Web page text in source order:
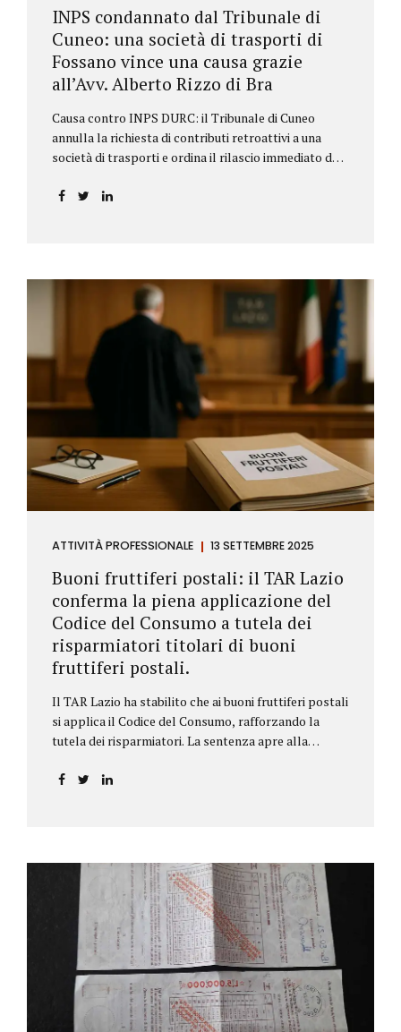
INPS condannato dal Tribunale di
Cuneo: una società di trasporti di
Fossano vince una causa grazie
all’Avv. Alberto Rizzo di Bra
Causa contro INPS DURC: il Tribunale di Cuneo
annulla la richiesta di contributi retroattivi a una
società di trasporti e ordina il rilascio immediato del
ATTIVITÀ PROFESSIONALE 13 SETTEMBRE 2025
Buoni fruttiferi postali: il TAR Lazio
conferma la piena applicazione del
Codice del Consumo a tutela dei
risparmiatori titolari di buoni
fruttiferi postali.
Il TAR Lazio ha stabilito che ai buoni fruttiferi postali
si applica il Codice del Consumo, rafforzando la
tutela dei risparmiatori. La sentenza apre alla
capitale o interessi per mancanza di informazioni